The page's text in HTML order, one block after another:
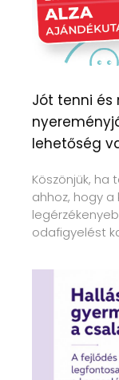
Jót tenni és
lehetőség
Köszönjük,
ahhoz, hogy
odafigyelést